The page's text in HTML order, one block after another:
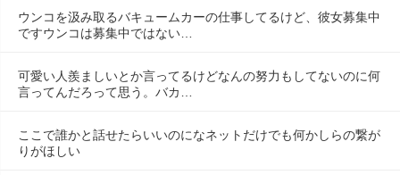
ウンコを汲み取るバキュームカーの仕事してるけど、彼女募集中
ですウンコは募集中ではない…
可愛い人羨ましいとか言ってるけどなんの努力もしてないのに何
言ってんだろって思う。バカ…
ここで誰かと話せたらいいのになネットだけでも何かしらの繋が
りがほしい